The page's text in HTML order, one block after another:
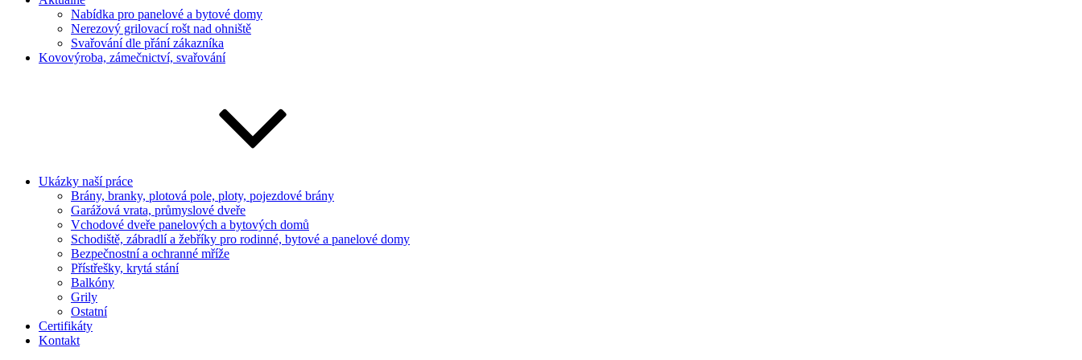
Nabídka pro panelové a bytové domy
Nerezový grilovací rošt nad ohniště
Svařování dle přání zákazníka
Kovovýroba, zámečnictví, svařování
Ukázky naší práce
Brány, branky, plotová pole, ploty, pojezdové brány
Garážová vrata, průmyslové dveře
Vchodové dveře panelových a bytových domů
Schodiště, zábradlí a žebříky pro rodinné, bytové a panelové domy
Bezpečnostní a ochranné mříže
Přístřešky, krytá stání
Balkóny
Grily
Ostatní
Certifikáty
Kontakt